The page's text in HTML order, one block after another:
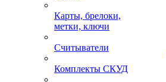
Карты, брелоки,
метки, ключи
Считыватели
Комплекты СКУД